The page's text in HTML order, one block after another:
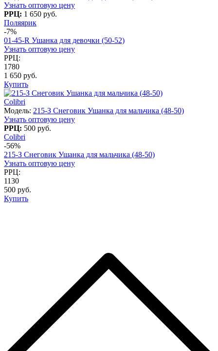
Узнать оптовую цену
РРЦ: 1 650 руб.
Поляярик
-7%
01-45-R Ушанка для девочки (50-52)
Узнать оптовую цену
РРЦ:
1780
1 650 руб.
Купить
Colibri
Модель: 215-З Снеговик Ушанка для мальчика (48-50)
Узнать оптовую цену
РРЦ: 500 руб.
Colibri
-56%
215-З Снеговик Ушанка для мальчика (48-50)
Узнать оптовую цену
РРЦ:
1130
500 руб.
Купить